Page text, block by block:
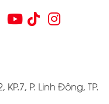
tin cơ bản về PLC
kỳ ai muốn cải thiện
P. Linh Đông, TP.